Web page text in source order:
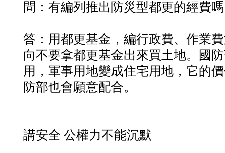
問：有編列推出防災型都更的經費
答：用都更基金，編行政費、作業
向不要拿都更基金出來買土地。國
用，軍事用地變成住宅用地，它的
防部也會願意配合。
講安全 公權力不能沉默